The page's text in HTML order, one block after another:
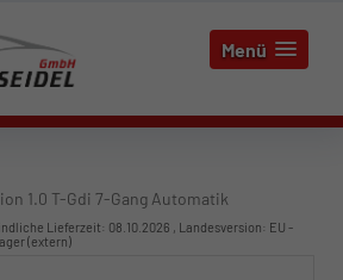
Menü
1.0 T-Gdi 7-Gang Automatik
Lieferzeit: 08.10.2026 , Landesversion: EU -
(extern)